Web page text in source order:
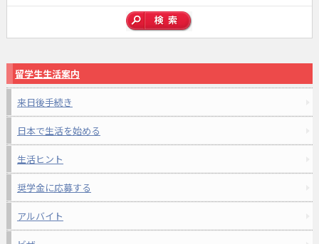
留学生生活案内
来日後手続き
日本で生活を始める
生活ヒント
奨学金に応募する
アルバイト